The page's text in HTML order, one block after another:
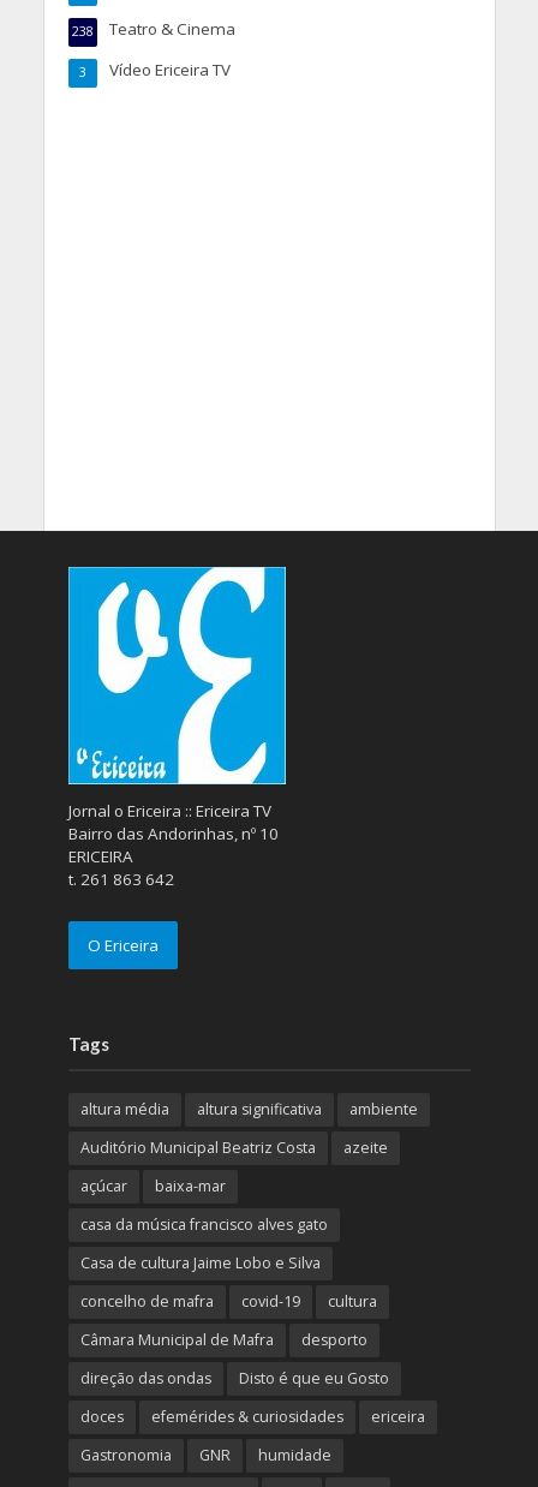
Teatro & Cinema
238
Vídeo Ericeira TV
3
Jornal o Ericeira :: Ericeira TV
Bairro das Andorinhas, nº 10
ERICEIRA
t. 261 863 642
O Ericeira
Tags
altura média altura significativa
ambiente
Auditório Municipal Beatriz Costa
azeite
açúcar
baixa-mar
casa da música francisco alves gato
Casa de cultura Jaime Lobo e Silva
concelho de mafra
covid-19
cultura
Câmara Municipal de Mafra
desporto
direção das ondas
Disto é que eu Gosto
doces
efemérides & curiosidades
ericeira
Gastronomia
GNR
humidade